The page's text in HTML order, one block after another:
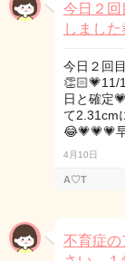
今日２回
しまし
今日２回
👏🏻💗11/
日と確定
て2.31cm
😂💗💗💗
4月10日
A♡T
不育症の